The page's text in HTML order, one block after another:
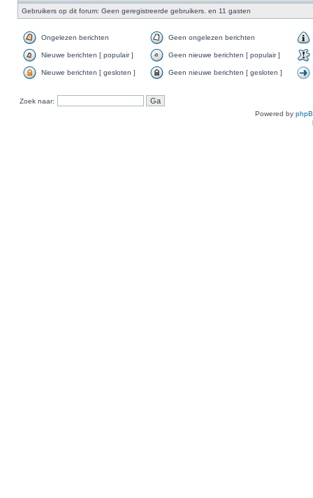
Gebruikers op dit forum: Geen geregistreerde gebruikers. en 11 gasten
Ongelezen berichten Geen ongelezen berichten
Nieuwe berichten [ populair ] Geen nieuwe berichten [ populair ]
Nieuwe berichten [ gesloten ] Geen nieuwe berichten [ gesloten ]
Zoek naar:
Powered by